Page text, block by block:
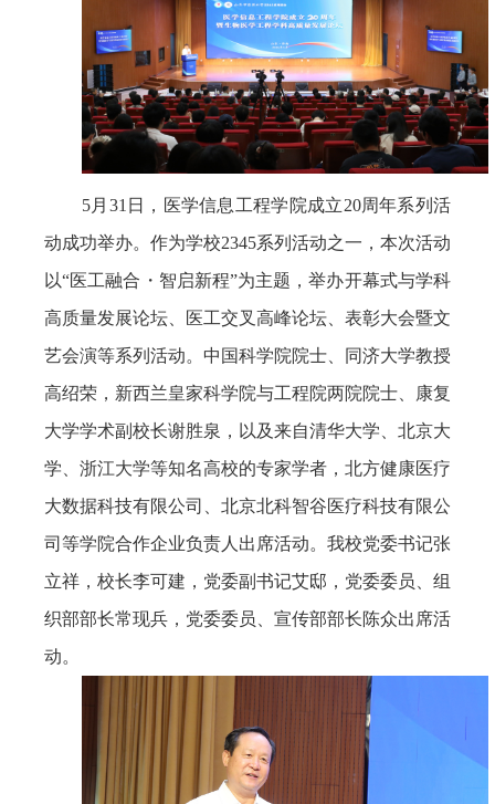
5月31日，医学信息工程学院成立20周年系列活
动成功举办。作为学校2345系列活动之一，本次活动
以“医工融合・智启新程”为主题，举办开幕式与学科
高质量发展论坛、医工交叉高峰论坛、表彰大会暨文
艺会演等系列活动。中国科学院院士、同济大学教授
高绍荣，新西兰皇家科学院与工程院两院院士、康复
大学学术副校长谢胜泉，以及来自清华大学、北京大
学、浙江大学等知名高校的专家学者，北方健康医疗
大数据科技有限公司、北京北科智谷医疗科技有限公
司等学院合作企业负责人出席活动。我校党委书记张
立祥，校长李可建，党委副书记艾邸，党委委员、组
织部部长常现兵，党委委员、宣传部部长陈众出席活
动。